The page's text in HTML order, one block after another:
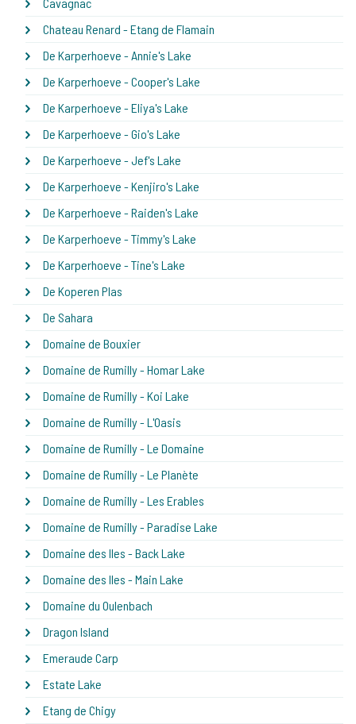
Chateau Renard - Etang de Flamain
De Karperhoeve - Annie's Lake
De Karperhoeve - Cooper's Lake
De Karperhoeve - Eliya's Lake
De Karperhoeve - Gio's Lake
De Karperhoeve - Jef's Lake
De Karperhoeve - Kenjiro's Lake
De Karperhoeve - Raiden's Lake
De Karperhoeve - Timmy's Lake
De Karperhoeve - Tine's Lake
De Koperen Plas
De Sahara
Domaine de Bouxier
Domaine de Rumilly - Homar Lake
Domaine de Rumilly - Koi Lake
Domaine de Rumilly - L'Oasis
Domaine de Rumilly - Le Domaine
Domaine de Rumilly - Le Planète
Domaine de Rumilly - Les Erables
Domaine de Rumilly - Paradise Lake
Domaine des Iles - Back Lake
Domaine des Iles - Main Lake
Domaine du Oulenbach
Dragon Island
Emeraude Carp
Estate Lake
Etang de Chigy